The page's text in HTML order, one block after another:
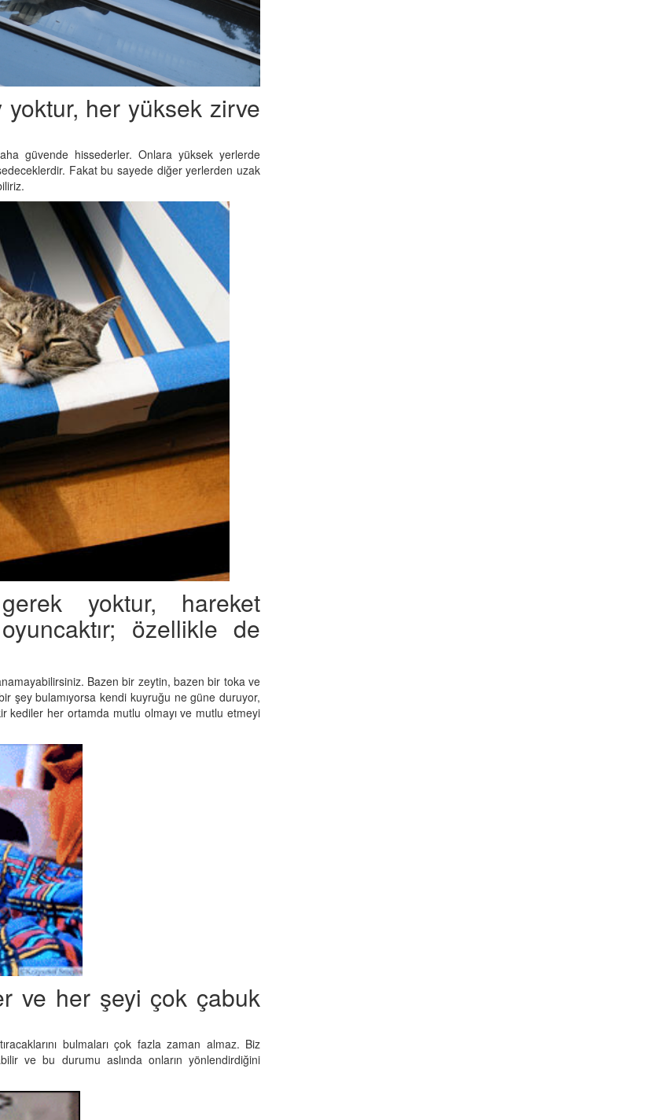
her yüksek zirve
güvende hissederler. Onlara yüksek yerlerde
Fakat bu sayede diğer yerlerden uzak
yoktur, hareket
özellikle de
Bazen bir zeytin, bazen bir toka ve
şey bulamıyorsa kendi kuyruğu ne güne duruyor,
kediler her ortamda mutlu olmayı ve mutlu etmeyi
ve her şeyi çok çabuk
bulmaları çok fazla zaman almaz. Biz
ve bu durumu aslında onların yönlendirdiğini